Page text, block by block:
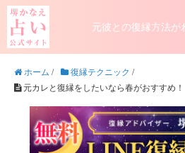
元彼との復縁方法が
ホーム / 復縁テクニック /
元カレと復縁をしたいなら春がおすすめ！